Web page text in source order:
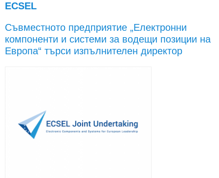
ECSEL
Съвместното предприятие „Електронни
компоненти и системи за водещи позиции на
Европа“ търси изпълнителен директор